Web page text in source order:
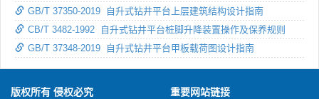
GB/T 37350-2019 自升式钻井平台上层建筑结构设计指南
CB/T 3482-1992 自升式钻井平台桩脚升降装置操作及保养规则
GB/T 37348-2019 自升式钻井平台甲板载荷图设计指南
版权所有 侵权必究 重要网站链接